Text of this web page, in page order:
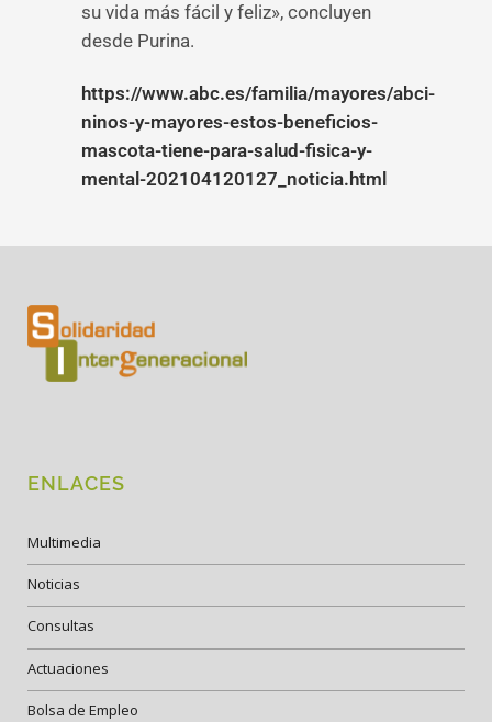
su vida más fácil y feliz», concluyen
desde Purina.
https://www.abc.es/familia/mayores/abci-
ninos-y-mayores-estos-beneficios-
mascota-tiene-para-salud-fisica-y-
mental-202104120127_noticia.html
ENLACES
Multimedia
Noticias
Consultas
Actuaciones
Bolsa de Empleo